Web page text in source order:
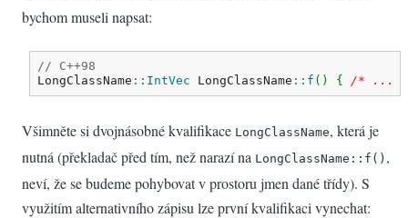
bychom museli napsat:
// C++98
LongClassName :: IntVec LongClassName :: f ( ) { /* ...
Všimněte si dvojnásobné kvalifikace LongClassName, která je
nutná (překladač před tím, než narazí na LongClassName::f() ,
neví, že se budeme pohybovat v prostoru jmen dané třídy). S
využitím alternativního zápisu lze první kvalifikaci vynechat: